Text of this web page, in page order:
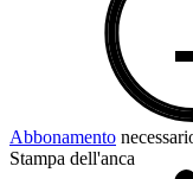
Abbonamento
Stampa dell'anca